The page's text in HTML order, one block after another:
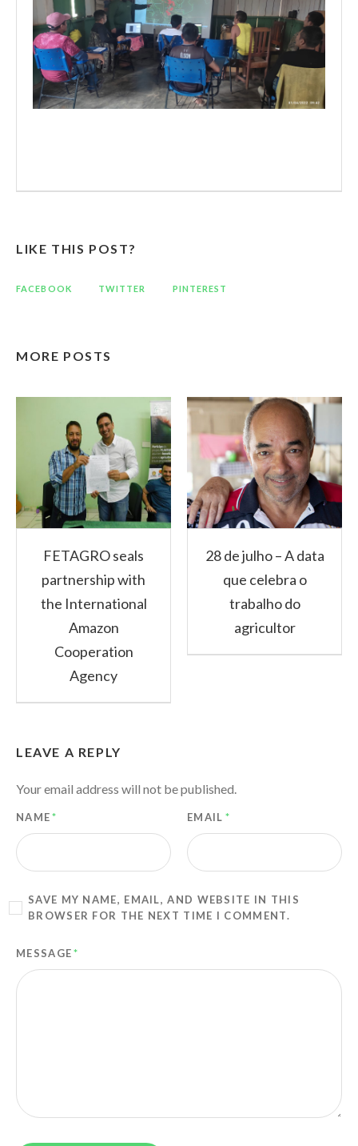
LIKE THIS POST?
FACEBOOK TWITTER PINTEREST
MORE POSTS
FETAGRO seals
partnership with
the International
Amazon
Cooperation
Agency
28 de julho – A data
que celebra o
trabalho do
agricultor
LEAVE A REPLY
Your email address will not be published.
NAME * EMAIL *
SAVE MY NAME, EMAIL, AND WEBSITE IN THIS
BROWSER FOR THE NEXT TIME I COMMENT.
MESSAGE*